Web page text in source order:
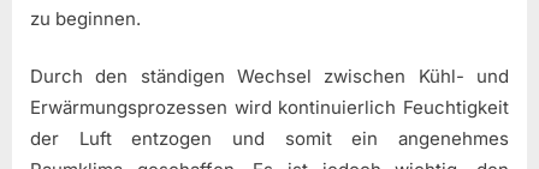
zu beginnen.
Durch den ständigen Wechsel zwischen Kühl- und
Erwärmungsprozessen wird kontinuierlich Feuchtigkeit
der Luft entzogen und somit ein angenehmes